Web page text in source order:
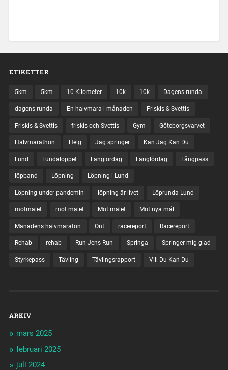
ETIKETTER
5km 5km 10 Kilometer 10k 10k Dagens runda
dagens runda En halvmara i månaden Friskis & Svettis
Friskis & Svettis friskis och Svettis Gym Göteborgsvarvet
Halvmarathon Helg Jag springer Kan Jag Kan Du
Lund Lundaloppet Långlördag Långlördag Långpass
löpband Löpning Löpning i Lund
Löpning under pandemin löpning är livet Löprunda Lund
motmålet mot målet Mot målet Mot nya mål
Månadens halvmaraton Ont racereport Racereport
Rehab rehab Run Jens Run Springa Springer mig glad
Styrkepass Tävling Tävlingsrapport Vill Du Kan Du
ARKIV
mars 2025
februari 2025
juli 2024